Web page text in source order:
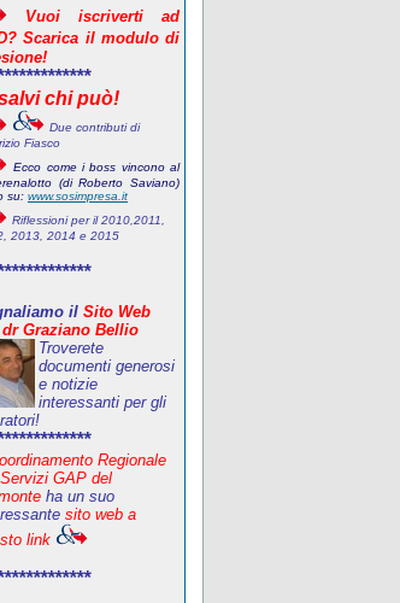
Vuoi iscriverti
ad
Scarica il modulo di
chi può!
Due contributi di
Fiasco
Ecco come i boss vincono al
(di Roberto Saviano)
su: www.sosimpresa.it
Riflessioni per il 2010,2011,
2013, 2014 e 2015
il Sito Web
Graziano Bellio
Troverete
documenti generosi
e notizie
interessanti per gli
Regionale
GAP del
ha un suo
sito web a
link